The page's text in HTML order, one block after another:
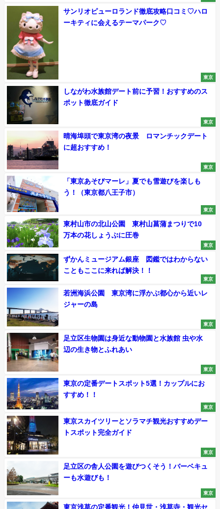
東京
サンリオピューロランド徹底攻略口コミ♡ハロ
ーキティに会えるテーマパーク♡
東京
しながわ水族館デート前に予習！おすすめのス
ポット徹底ガイド
東京
晴海埠頭で東京湾の夜景 ロマンチックデート
に超おすすめ！
東京
「東京あそびマーレ」夏でも雪遊びを楽しも
う！（東京都八王子市）
東京
東村山市の北山公園 東村山菖蒲まつりで10
万本の花しょうぶに圧巻
東京
ずかんミュージアム銀座 図鑑ではわからない
こともここに来れば解決！！
東京
若洲海浜公園 東京湾に浮かぶ都心から近いレ
ジャーの島
東京
足立区生物園は身近な動物園と水族館 虫や水
辺の生き物とふれあい
東京
東京の定番デートスポット5選！カップルにお
すすめ！！
東京
東京スカイツリーとソラマチ観光おすすめデー
トスポット完全ガイド
東京
足立区の舎人公園を遊びつくそう！バーベキュ
ーも水遊びも！
東京浅草の定番観光！仲見世・浅草寺・観光セ